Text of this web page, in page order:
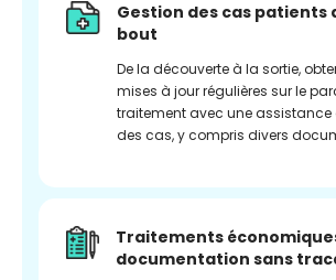
Gestion des cas patients
bout
De la découverte à la sortie,
mises à jour régulières sur le
traitement avec une assistance
des cas, y compris divers
Traitements
documentation sans